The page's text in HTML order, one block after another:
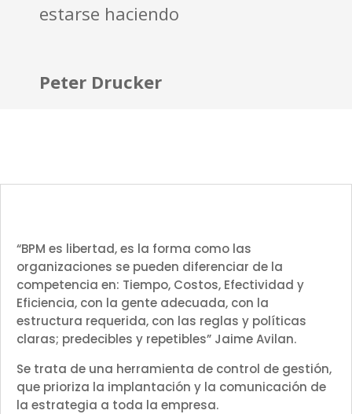
estarse haciendo
Peter Drucker
“BPM es libertad, es la forma como las
organizaciones se pueden diferenciar de la
competencia en: Tiempo, Costos, Efectividad y
Eficiencia, con la gente adecuada, con la
estructura requerida, con las reglas y políticas
claras; predecibles y repetibles” Jaime Avilan.
Se trata de una herramienta de control de gestión,
que prioriza la implantación y la comunicación de
la estrategia a toda la empresa.